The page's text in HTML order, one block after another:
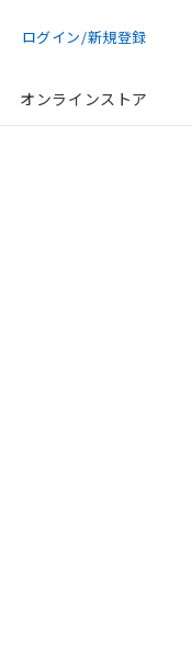
ログイン/新規登録
オンラインストア